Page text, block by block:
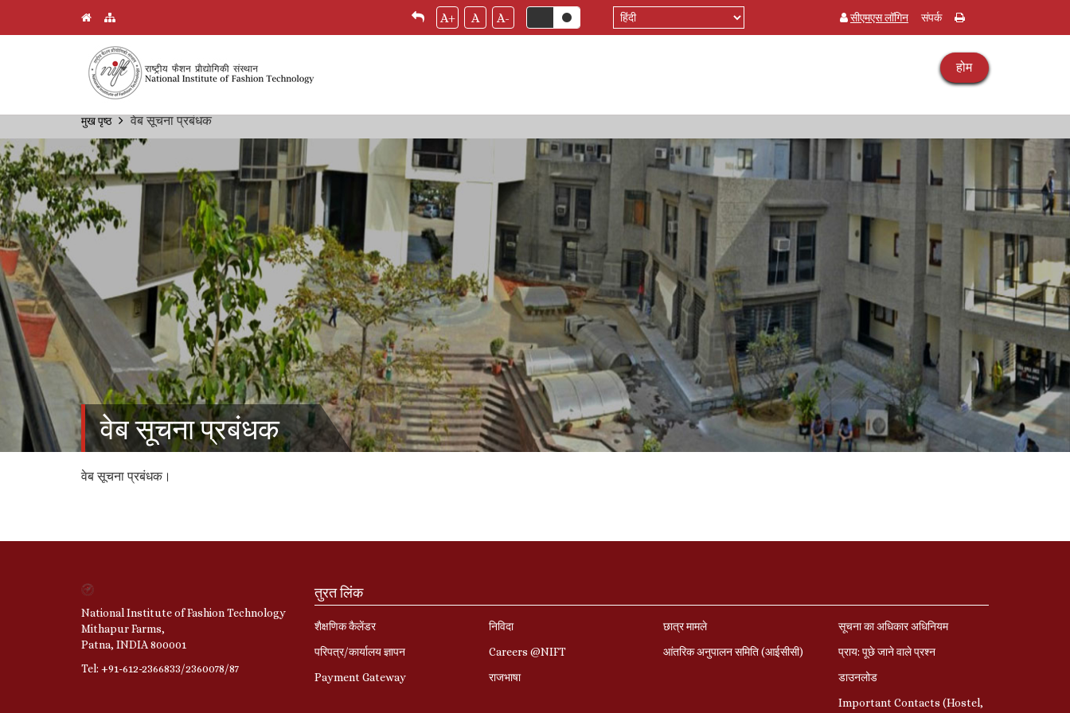
Skip
main
content
A+ A A-
Select
your
सीएमएस लॉगिन संपर्क
होम
Breadcrumb
मुख पृष्ठ वेब सूचना प्रबंधक
वेब सूचना प्रबंधक
वेब सूचना प्रबंधक।
National Institute of Fashion Technology
Mithapur Farms,
Patna, INDIA 800001
Tel: +91-612-2366833/2360078/87
तुरत लिंक
शैक्षणिक कैलेंडर
परिपत्र/कार्यालय ज्ञापन
Payment Gateway
निविदा
Careers @NIFT
राजभाषा
छात्र मामले
आंतरिक अनुपालन समिति (आईसीसी)
सूचना का अधिकार अधिनियम
प्राय: पूछे जाने वाले प्रश्‍न
डाउनलोड
Important Contacts (Hostel,